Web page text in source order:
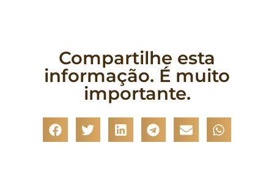
Compartilhe esta
informação. É muito
importante.